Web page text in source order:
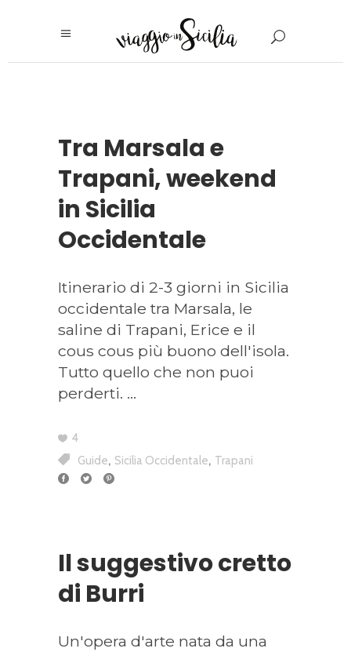
Tra Marsala e
Trapani, weekend
in Sicilia
Occidentale
Itinerario di 2-3 giorni in Sicilia
occidentale tra Marsala, le
saline di Trapani, Erice e il
cous cous più buono dell'isola.
Tutto quello che non puoi
perderti.
4
Guide, Sicilia Occidentale, Trapani
Il suggestivo cretto
di Burri
Un'opera d'arte nata da una